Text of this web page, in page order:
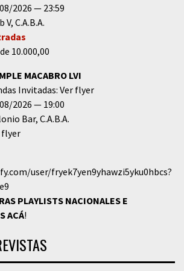
2026
23:59
V C.A.B.A.
10.000,00
MACABRO LVI
Invitadas: Ver flyer
2026
19:00
Bar C.A.B.A.
flyer
user/fryek7yen9yhawzi5yku0hbcs?
PLAYLISTS NACIONALES E
ACÁ!